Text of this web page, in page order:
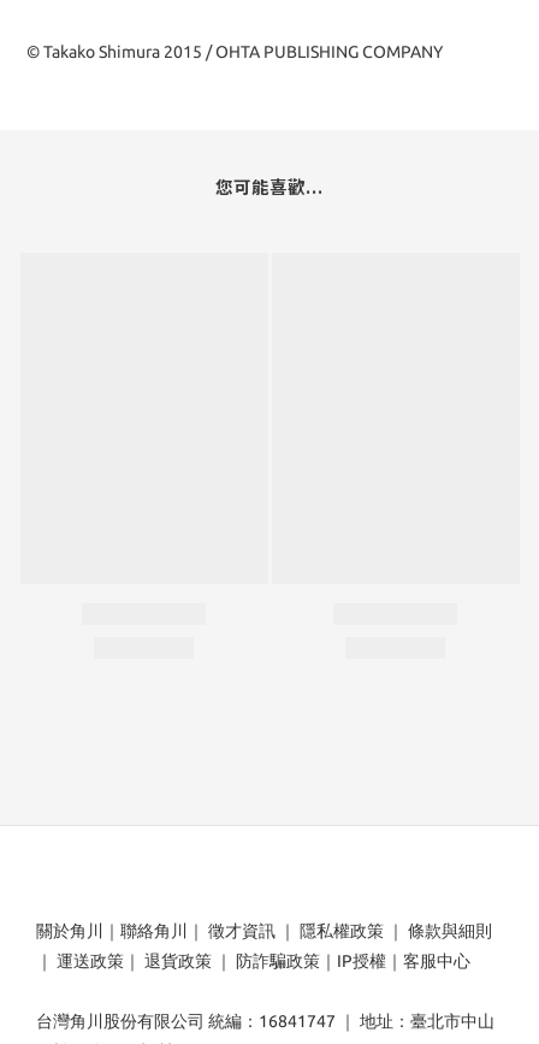
© Takako Shimura 2015 / OHTA PUBLISHING COMPANY
您可能喜歡...
關於角川 ｜ 聯絡角川 ｜ 徵才資訊 ｜ 隱私權政策 ｜ 條款與細則
｜ 運送政策 ｜ 退貨政策 ｜ 防詐騙政策 ｜ IP授權 ｜ 客服中心
台灣角川股份有限公司 統編：16841747 ｜ 地址：臺北市中山